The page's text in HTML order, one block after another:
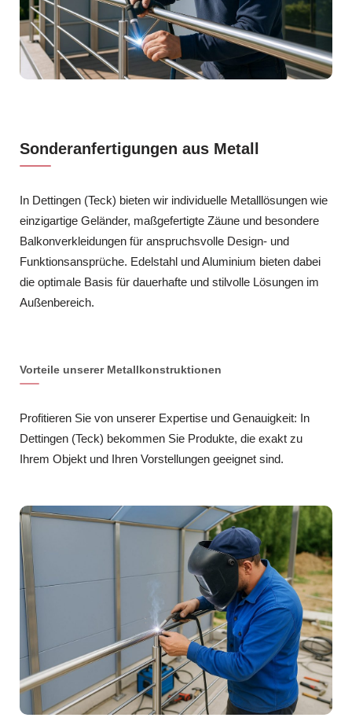
Sonderanfertigungen aus Metall
In Dettingen (Teck) bieten wir individuelle Metalllösungen wie
einzigartige Geländer, maßgefertigte Zäune und besondere
Balkonverkleidungen für anspruchsvolle Design- und
Funktionsansprüche. Edelstahl und Aluminium bieten dabei
die optimale Basis für dauerhafte und stilvolle Lösungen im
Außenbereich.
Vorteile unserer Metallkonstruktionen
Profitieren Sie von unserer Expertise und Genauigkeit: In
Dettingen (Teck) bekommen Sie Produkte, die exakt zu
Ihrem Objekt und Ihren Vorstellungen geeignet sind.